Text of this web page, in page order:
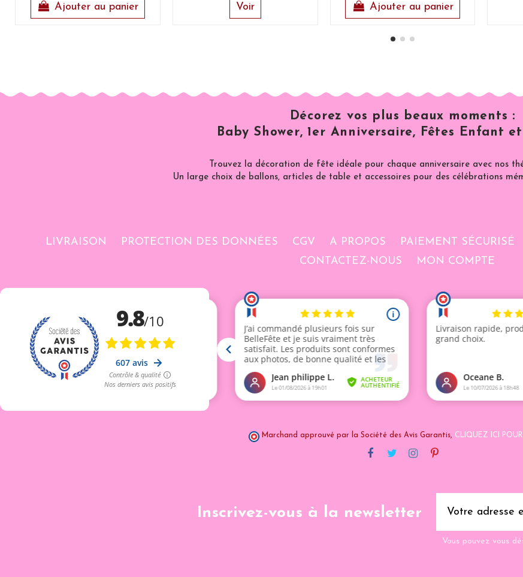
Ajouter au panier Voir Ajouter au panier
Décorez vos plus beaux moments :
Baby Shower, 1er Anniversaire, Fêtes Enfant
Trouvez la décoration de fête idéale pour chaque anniversaire avec nos
Un large choix de ballons, articles de table et accessoires pour des célébrations
LIVRAISON PROTECTION DES DONNÉES CGV A PROPOS PAIEMENT SÉCURISÉ
CONTACTEZ-NOUS
MON COMPTE
Marchand approuvé par la Société des Avis Garantis, CLIQUEZ ICI POUR
Inscrivez-vous à la newsletter
Vous pouvez vous